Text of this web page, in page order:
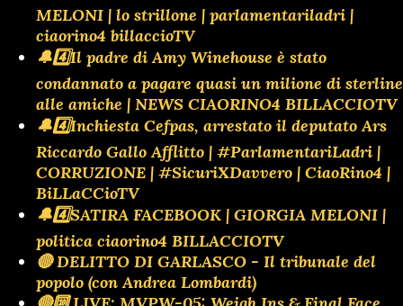
MELONI | lo strillone | parlamentariladri |
ciaorino4 billaccioTV
🔔4️⃣Il padre di Amy Winehouse è stato
condannato a pagare quasi un milione di sterline
alle amiche | NEWS CIAORINO4 BILLACCIOTV
🔔4️⃣Inchiesta Cefpas, arrestato il deputato Ars
Riccardo Gallo Afflitto | #ParlamentariLadri |
CORRUZIONE | #SicuriXDavvero | CiaoRino4 |
BiLLaCCioTV
🔔4️⃣SATIRA FACEBOOK | GIORGIA MELONI |
politica ciaorino4 BILLACCIOTV
🔴 DELITTO DI GARLASCO - Il tribunale del
popolo (con Andrea Lombardi)